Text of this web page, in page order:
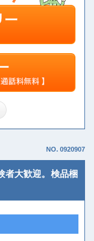
NO. 0920907
者大歓迎。検品梱